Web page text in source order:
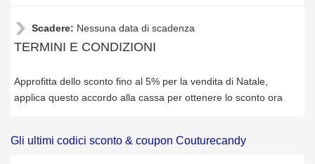
Scadere: Nessuna data di scadenza
TERMINI E CONDIZIONI
Approfitta dello sconto fino al 5% per la vendita di Natale,
applica questo accordo alla cassa per ottenere lo sconto ora
Gli ultimi codici sconto & coupon Couturecandy